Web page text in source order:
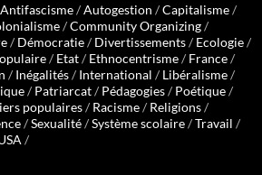
Antifascisme/Autogestion /Capitalisme/
/Community Organizing/
/ Démocratie/ Divertissements/ Ecologie/
/ Etat/ Ethnocentrisme/ France/
/ Inégalités/ International / Libéralisme/
/ Patriarcat/ Pédagogies/ Poétique/
populaires/ Racisme/ Religions/
/Sexualité/Système scolaire/Travail /
/